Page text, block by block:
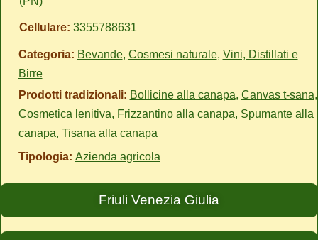
Cellulare: 3355788631
Categoria: Bevande, Cosmesi naturale, Vini, Distillati e
Birre
Prodotti tradizionali: Bollicine alla canapa, Canvas t-sana,
Cosmetica lenitiva, Frizzantino alla canapa, Spumante alla
canapa, Tisana alla canapa
Tipologia: Azienda agricola
Friuli Venezia Giulia